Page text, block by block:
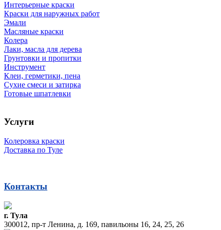
Интерьерные краски
Краски для наружных работ
Эмали
Масляные краски
Колера
Лаки, масла для дерева
Грунтовки и пропитки
Инструмент
Клеи, герметики, пена
Сухие смеси и затирка
Готовые шпатлевки
Услуги
Колеровка краски
Доставка по Туле
Контакты
г. Тула
300012, пр-т Ленина, д. 169, павильоны 16, 24, 25, 26